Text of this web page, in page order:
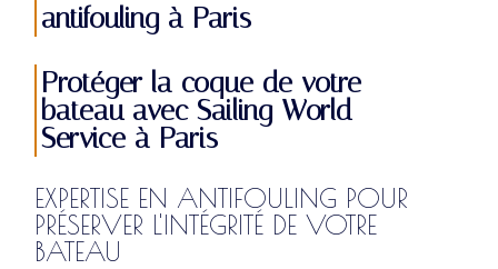
antifouling à Paris
Protéger la coque de votre
bateau avec Sailing World
Service à Paris
EXPERTISE EN ANTIFOULING POUR
PRÉSERVER L'INTÉGRITÉ DE VOTRE
BATEAU